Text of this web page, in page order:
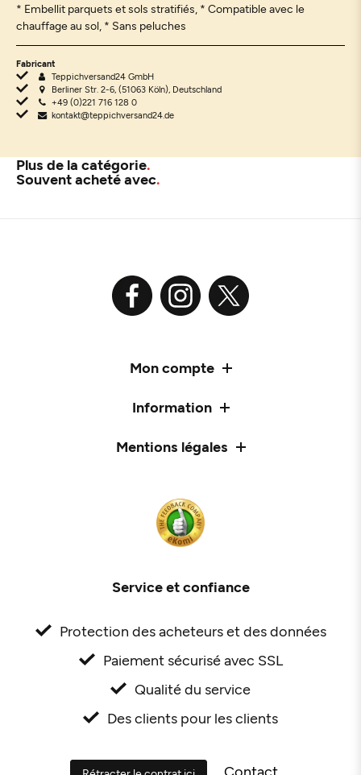
* Embellit parquets et sols stratifiés, * Compatible avec le
chauffage au sol, * Sans peluches
Fabricant
Teppichversand24 GmbH
Berliner Str. 2-6, (51063 Köln), Deutschland
+49 (0)221 716 128 0
kontakt@teppichversand24.de
Plus de la catégorie
Souvent acheté avec
Mon compte
Information
Mentions légales
Service et confiance
Protection des acheteurs et des données
Paiement sécurisé avec SSL
Qualité du service
Des clients pour les clients
Contact